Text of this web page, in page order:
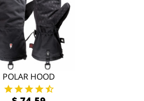
POLAR HOOD